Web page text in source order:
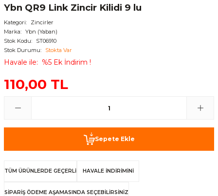
Ybn QR9 Link Zincir Kilidi 9 lu
Kategori
Zincirler
Marka
Ybn (Yaban)
Stok Kodu
ST06910
Stok Durumu
Stokta Var
Havale ile %5 Ek İndirim !
110,00 TL
Sepete Ekle
TÜM ÜRÜNLERDE GEÇERLİ HAVALE İNDİRİMİNİ
SİPARİŞ ÖDEME AŞAMASINDA SEÇEBİLİRSİNİZ